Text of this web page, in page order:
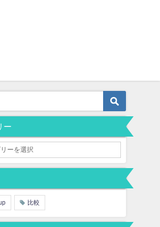
ン03を使ったメイク
【高保湿】ラロッシュポゼ
ンアップ下地の使い方＆こ
ー
比較